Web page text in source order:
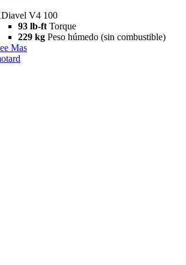
V4 100
93 lb-ft Torque
229 kg Peso húmedo (sin combustible)
Mas